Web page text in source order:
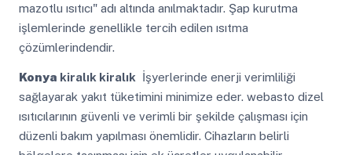
mazotlu ısıtıcı" adı altında anılmaktadır. Şap kurutma
işlemlerinde genellikle tercih edilen ısıtma
çözümlerindendir.
Konya kiralık kiralık İşyerlerinde enerji verimliliği
sağlayarak yakıt tüketimini minimize eder. webasto dizel
ısıtıcılarının güvenli ve verimli bir şekilde çalışması için
düzenli bakım yapılması önemlidir. Cihazların belirli